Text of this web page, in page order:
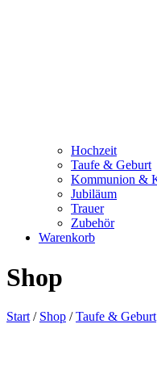
Hochzeit
Taufe & Geburt
Kommunion &
Jubiläum
Trauer
Zubehör
Warenkorb
Shop
Start / Shop /Taufe & Geburt